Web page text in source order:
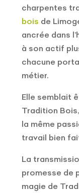
charpentes
bois de
ancrée dans
à son actif
chacune
métier.
Elle semblait
Tradition
la même
travail bien
La
promesse de
magie de